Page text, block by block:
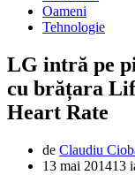
Oameni
Tehnologie
LG intră pe
cu brățara
Heart Rate
de Claudiu
13 mai 201413